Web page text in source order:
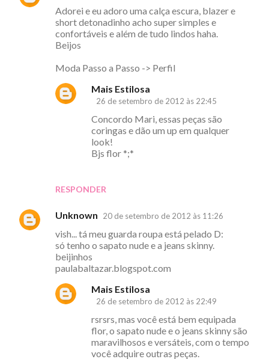
Adorei e eu adoro uma calça escura, blazer e
short detonadinho acho super simples e
confortáveis e além de tudo lindos haha.
Beijos
Moda Passo a Passo -> Perfil
RESPONDER
Mais Estilosa
26 de setembro de 2012 às 22:45
Concordo Mari, essas peças são
coringas e dão um up em qualquer
look!
Bjs flor *;*
Unknown 20 de setembro de 2012 às 11:26
vish... tá meu guarda roupa está pelado D:
só tenho o sapato nude e a jeans skinny.
beijinhos
paulabaltazar.blogspot.com
Mais Estilosa
26 de setembro de 2012 às 22:49
rsrsrs, mas você está bem equipada
flor, o sapato nude e o jeans skinny são
maravilhosos e versáteis, com o tempo
você adquire outras peças.